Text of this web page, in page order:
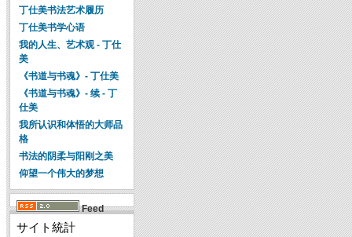
丁仕美书法艺术履历
丁仕美书学心语
我的人生、艺术观 - 丁仕
美
《书道与书魂》- 丁仕美
《书道与书魂》- 续 - 丁
仕美
我所认识和体悟的大师品
格
书法的阴柔与阳刚之美
仰望一个伟大的梦想
Feed
サイト統計